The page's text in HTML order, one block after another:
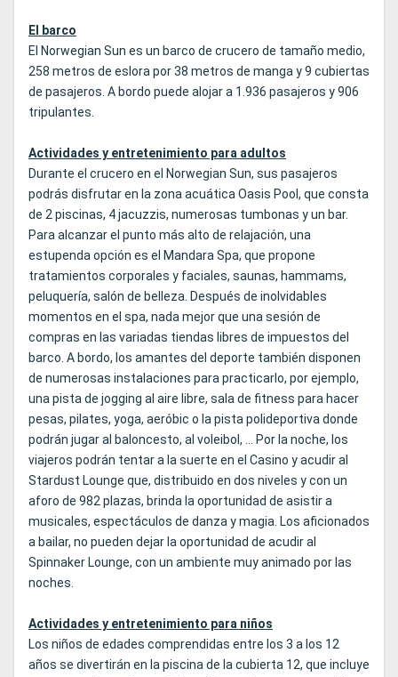
El barco
El Norwegian Sun es un barco de crucero de tamaño medio,
258 metros de eslora por 38 metros de manga y 9 cubiertas
de pasajeros. A bordo puede alojar a 1.936 pasajeros y 906
tripulantes.
Actividades y entretenimiento para adultos
Durante el crucero en el Norwegian Sun, sus pasajeros
podrás disfrutar en la zona acuática Oasis Pool, que consta
de 2 piscinas, 4 jacuzzis, numerosas tumbonas y un bar.
Para alcanzar el punto más alto de relajación, una
estupenda opción es el Mandara Spa, que propone
tratamientos corporales y faciales, saunas, hammams,
peluquería, salón de belleza. Después de inolvidables
momentos en el spa, nada mejor que una sesión de
compras en las variadas tiendas libres de impuestos del
barco. A bordo, los amantes del deporte también disponen
de numerosas instalaciones para practicarlo, por ejemplo,
una pista de jogging al aire libre, sala de fitness para hacer
pesas, pilates, yoga, aeróbic o la pista polideportiva donde
podrán jugar al baloncesto, al voleibol, ... Por la noche, los
viajeros podrán tentar a la suerte en el Casino y acudir al
Stardust Lounge que, distribuido en dos niveles y con un
aforo de 982 plazas, brinda la oportunidad de asistir a
musicales, espectáculos de danza y magia. Los aficionados
a bailar, no pueden dejar la oportunidad de acudir al
Spinnaker Lounge, con un ambiente muy animado por las
noches.
Actividades y entretenimiento para niños
Los niños de edades comprendidas entre los 3 a los 12
años se divertirán en la piscina de la cubierta 12, que incluye